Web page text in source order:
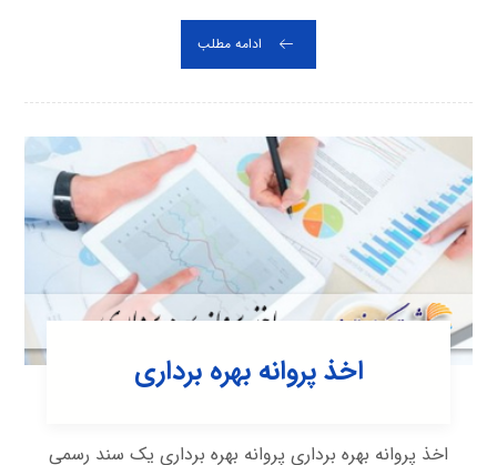
ادامه مطلب
اخذ پروانه بهره برداری
اخذ پروانه بهره برداری پروانه بهره برداری یک سند رسمی